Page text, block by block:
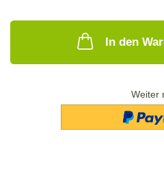
In den
Weiter